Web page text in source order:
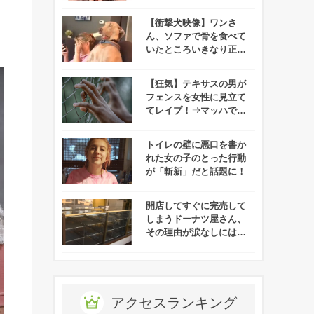
【衝撃犬映像】ワンさ
ん、ソファで骨を食べて
いたところいきなり正気
【狂気】テキサスの男が
フェンスを女性に見立て
てレイプ！⇒マッハで逮
トイレの壁に悪口を書か
れた女の子のとった行動
が「斬新」だと話題に！
開店してすぐに完売して
しまうドーナツ屋さん、
その理由が涙なしには聞
アクセスランキング